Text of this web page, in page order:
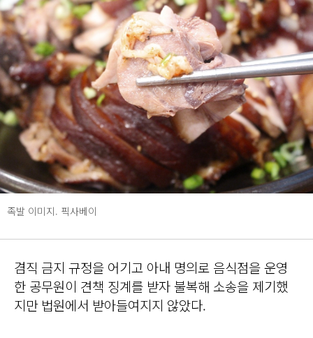
족발 이미지. 픽사베이
겸직 금지 규정을 어기고 아내 명의로 음식점을 운영
한 공무원이 견책 징계를 받자 불복해 소송을 제기했
지만 법원에서 받아들여지지 않았다.